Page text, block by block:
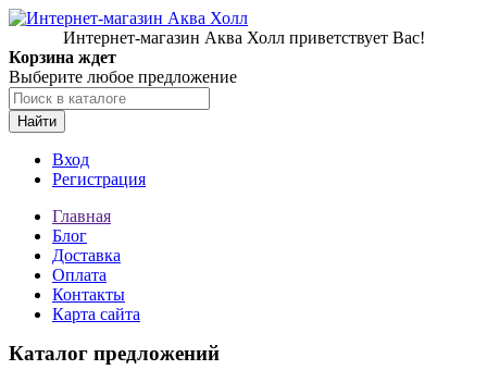
Интернет-магазин Аква Холл приветствует Вас!
Корзина ждет
Выберите любое предложение
Найти
Вход
Регистрация
Главная
Блог
Доставка
Оплата
Контакты
Карта сайта
Каталог предложений